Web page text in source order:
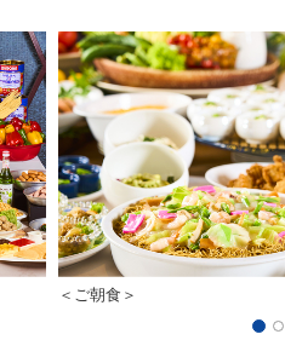
＜ご朝食＞